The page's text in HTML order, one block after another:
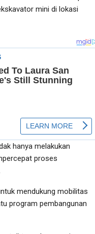
mini di lokasi
hanya melakukan
proses
mendukung mobilitas
program pembangunan